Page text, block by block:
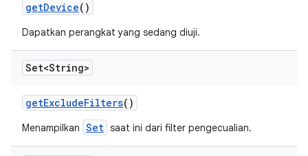
getDevice()
Dapatkan perangkat yang sedang diuji.
Set<String>
getExcludeFilters()
Menampilkan Set saat ini dari filter pengecualian.